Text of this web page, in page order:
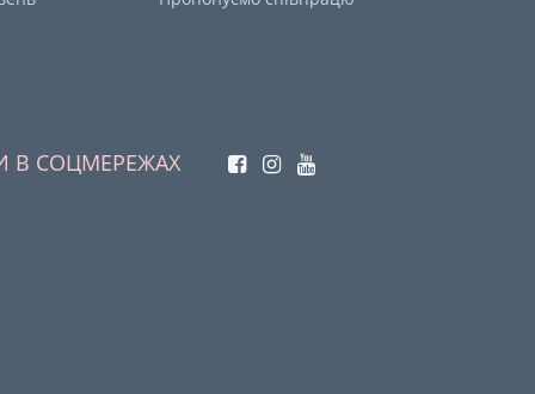
В СОЦМЕРЕЖАХ